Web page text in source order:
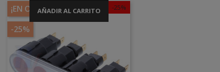
AÑADIR AL CARRITO -25%
¡EN OFERTA!
-25%